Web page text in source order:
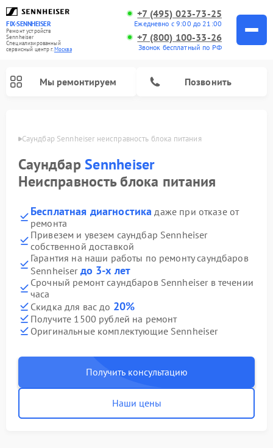
FIX-SENNHEISER
Ремонт устройств
Sennheiser
Специализированный
cервисный центр г.Москва
+7 (495) 023-73-25
Ежедневно с 9:00 до 21:00
+7 (800) 100-33-26
Звонок бесплатный по РФ
Мы ремонтируем Позвонить
Саундбар Sennheiser неисправность блока питания
СаундбарSennheiser
Неисправность блока питания
Бесплатная диагностика даже при отказе от
ремонта
Привезем и увезем саундбар Sennheiser
собственной доставкой
Гарантия на наши работы по ремонту саундбаров
Sennheiser до 3-х лет
Срочный ремонт саундбаров Sennheiser в течении
часа
Скидка для вас до 20%
Получите 1500 рублей на ремонт
Оригинальные комплектующие Sennheiser
Получить консультацию
Наши цены